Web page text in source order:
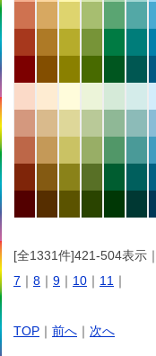
[全1331件]421-504表示｜
7 ｜ 8 ｜ 9 ｜ 10 ｜ 11 ｜
TOP ｜ 前へ ｜ 次へ